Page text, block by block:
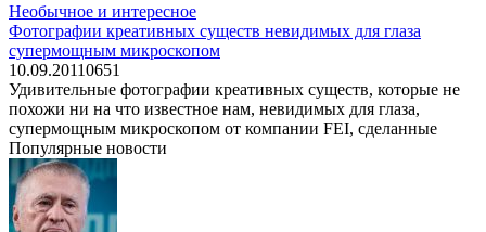
Необычное и интересное
Фотографии креативных существ невидимых для глаза
супермощным микроскопом
10.09.20110651
Удивительные фотографии креативных существ, которые не
похожи ни на что известное нам, невидимых для глаза,
супермощным микроскопом от компании FEI, сделанные
Популярные новости